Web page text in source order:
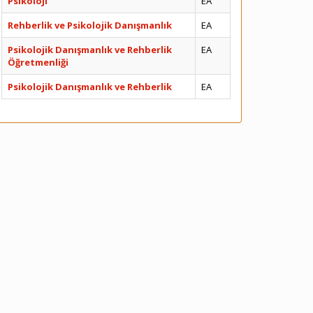
Rehberlik ve Psikolojik Danışmanlık
EA
Psikolojik Danışmanlık ve Rehberlik
Öğretmenliği
EA
Psikolojik Danışmanlık ve Rehberlik EA